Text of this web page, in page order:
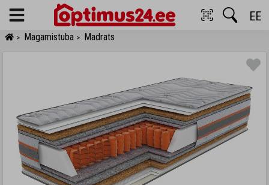
Menu EE
> Magamistuba > Madrats